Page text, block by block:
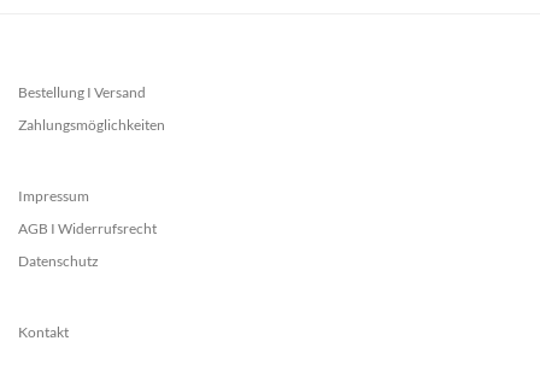
Bestellung I Versand
Zahlungsmöglichkeiten
Impressum
AGB I Widerrufsrecht
Datenschutz
Kontakt